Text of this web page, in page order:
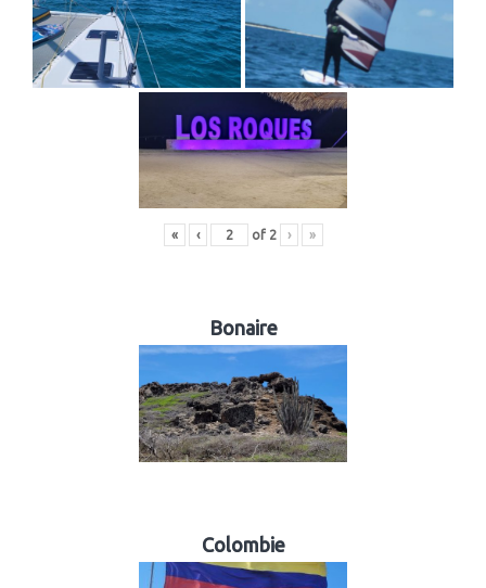
« ‹ of 2 › »
Bonaire
Colombie